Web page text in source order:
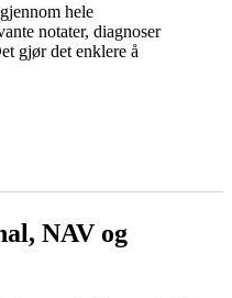
hele
notater, diagnoser
gjør det enklere å
NAV og